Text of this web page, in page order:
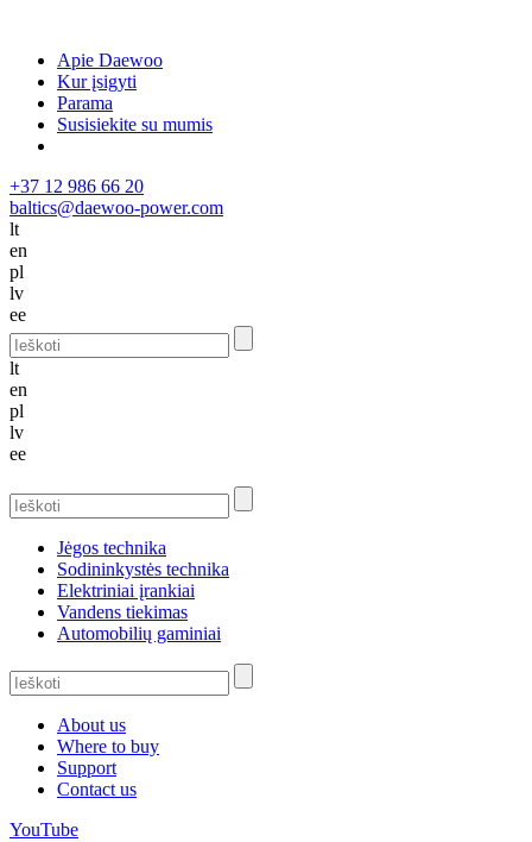
Apie Daewoo
Kur įsigyti
Parama
Susisiekite su mumis
+37 12 986 66 20
baltics@daewoo-power.com
lt
en
pl
lv
ee
lt
en
pl
lv
ee
Jėgos technika
Sodininkystės technika
Elektriniai įrankiai
Vandens tiekimas
Automobilių gaminiai
About us
Where to buy
Support
Contact us
YouTube